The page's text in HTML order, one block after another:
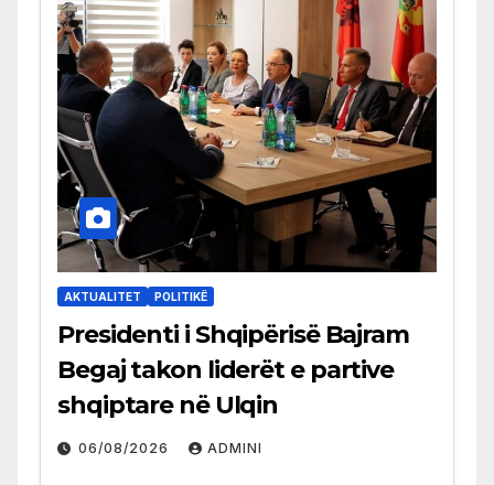
AKTUALITET POLITIKË
Presidenti i Shqipërisë Bajram
Begaj takon liderët e partive
shqiptare në Ulqin
06/08/2026 ADMINI